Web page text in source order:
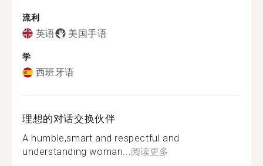
流利
英语 美国手语
学
西班牙语
理想的对话交换伙伴
A humble,smart and respectful and
understanding woman...阅读更多